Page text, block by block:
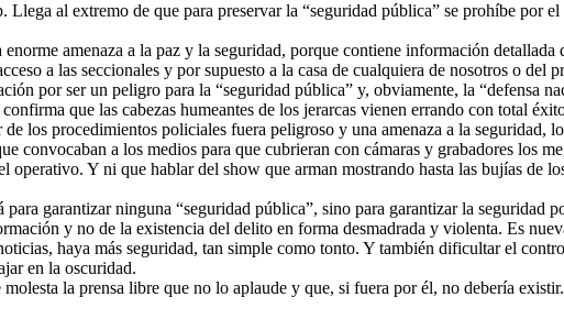
al extremo de que para preservar la “seguridad pública” se prohíbe por
amenaza a la paz y la seguridad, porque contiene información
a las seccionales y por supuesto a la casa de cualquiera de nosotros o
por ser un peligro para la “seguridad pública” y, obviamente, la “defensa
que las cabezas humeantes de los jerarcas vienen errando con total
los procedimientos policiales fuera peligroso y una amenaza a la seguridad,
convocaban a los medios para que cubrieran con cámaras y grabadores los
Y ni que hablar del show que arman mostrando hasta las bujías de
garantizar ninguna “seguridad pública”, sino para garantizar la seguridad
y no de la existencia del delito en forma desmadrada y violenta. Es
haya más seguridad, tan simple como tonto. Y también dificultar el
en la oscuridad.
la prensa libre que no lo aplaude y que, si fuera por él, no debería